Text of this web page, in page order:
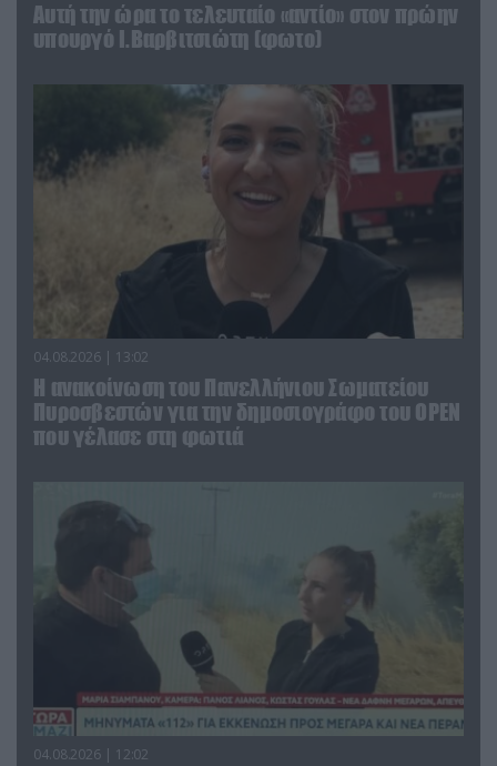
Αυτή την ώρα το τελευταίο «αντίο» στον πρώην
υπουργό Ι.Βαρβιτσιώτη (φωτο)
04.08.2026 | 13:02
Η ανακοίνωση του Πανελλήνιου Σωματείου
Πυροσβεστών για την δημοσιογράφο του OPEN
που γέλασε στη φωτιά
04.08.2026 | 12:02